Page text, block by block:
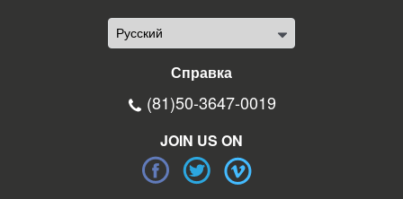
Справка
(81)50-3647-0019
JOIN US ON